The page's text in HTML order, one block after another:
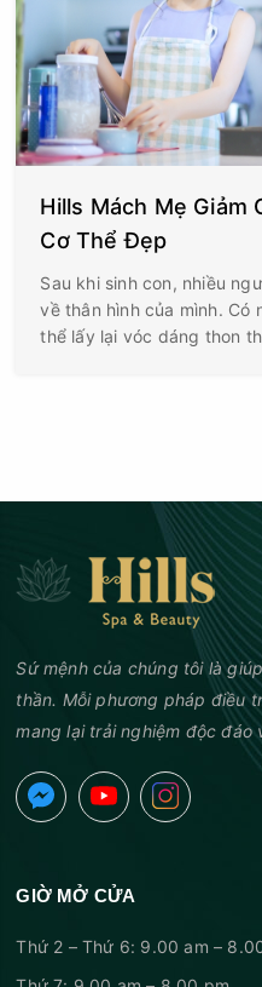
Hills Mách Mẹ Giảm
Cơ Thể Đẹp
Sau khi sinh con, nhiều
về thân hình của mình. Có
thể lấy lại vóc dáng thon
Sứ mệnh của chúng tôi là
thần. Mỗi phương pháp điều
mang lại trải nghiệm độc đáo
GIỜ MỞ CỬA
Thứ 2 – Thứ 6: 9.00 am –